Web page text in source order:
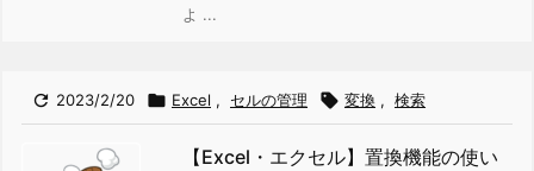
よ ...
 2023/2/20  Excel , セルの管理  変換 , 検索
【Excel・エクセル】置換機能の使い